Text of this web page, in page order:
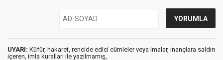
UYARI: Küfür, hakaret, rencide edici cümleler veya imalar, inançlara saldırı
içeren, imla kuralları ile yazılmamış,